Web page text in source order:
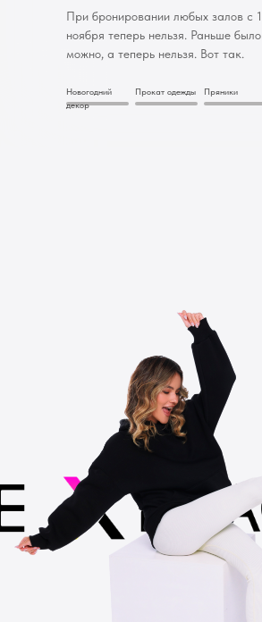
При бронировании любых залов с 1
ноября теперь нельзя. Раньше было
можно, а теперь нельзя. Вот так.
Новогодний
декор
Прокат одежды Пряники
Оборудование Схемы света